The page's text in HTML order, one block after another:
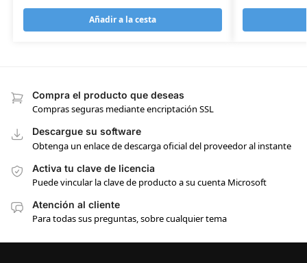
Añadir a la cesta
Compra el producto que deseas
Compras seguras mediante encriptación SSL
Descargue su software
Obtenga un enlace de descarga oficial del proveedor al instante
Activa tu clave de licencia
Puede vincular la clave de producto a su cuenta Microsoft
Atención al cliente
Para todas sus preguntas, sobre cualquier tema